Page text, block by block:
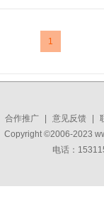
1
合作推广 意见反馈
Copyright ©2006-2023
电话：